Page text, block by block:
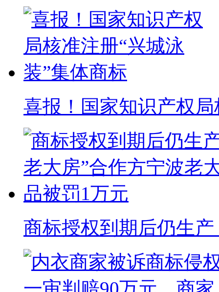
喜报！国家知识产权
商标授权到期后仍生产